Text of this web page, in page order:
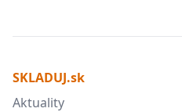
SKLADUJ.sk
Aktuality